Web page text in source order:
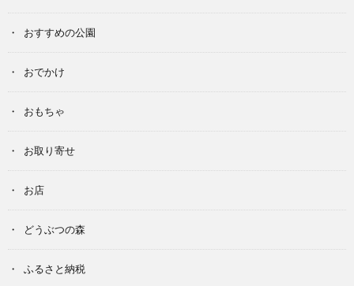
おすすめの公園
おでかけ
おもちゃ
お取り寄せ
お店
どうぶつの森
ふるさと納税